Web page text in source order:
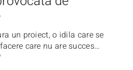
un proiect, o idila care se
care nu are succes…